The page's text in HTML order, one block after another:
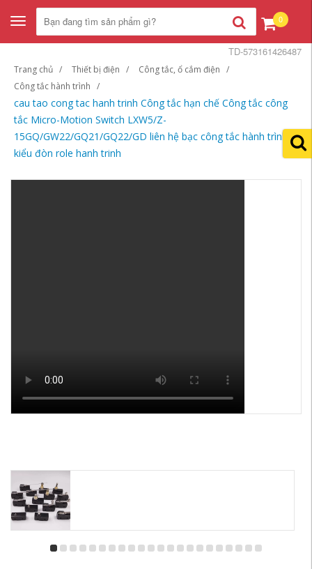
Toggle
navigation
0
Trang chủ Thiết bị điện
Công tắc, ổ cắm điện
Công tắc hành trình
cau tao cong tac hanh trinh Công tắc hạn chế Công tắc công
tắc Micro-Motion Switch LXW5/Z-
15GQ/GW22/GQ21/GQ22/GD liên hệ bạc công tắc hành trình
kiểu đòn role hanh trinh
TD-573161426487